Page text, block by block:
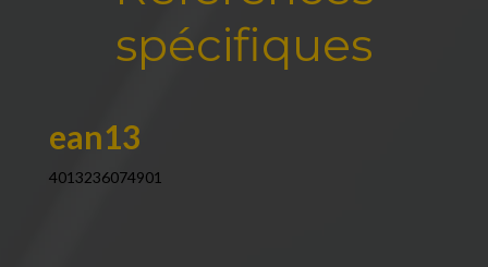
spécifiques
ean13
4013236074901